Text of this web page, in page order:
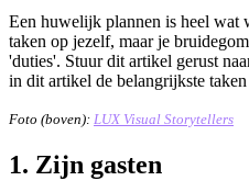
Een huwelijk plannen is heel wat
taken op jezelf, maar je
'duties'. Stuur dit artikel gerust
in dit artikel de belangrijkste
Foto (boven): LUX Visual Storytellers
1. Zijn gasten